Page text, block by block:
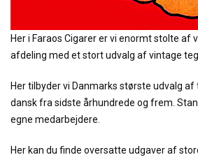
Her i Faraos Cigarer er vi enormt stolte af
afdeling med et stort udvalg af vintage
Her tilbyder vi Danmarks største udvalg
dansk fra sidste århundrede og frem.
egne medarbejdere.
Her kan du finde oversatte udgaver af